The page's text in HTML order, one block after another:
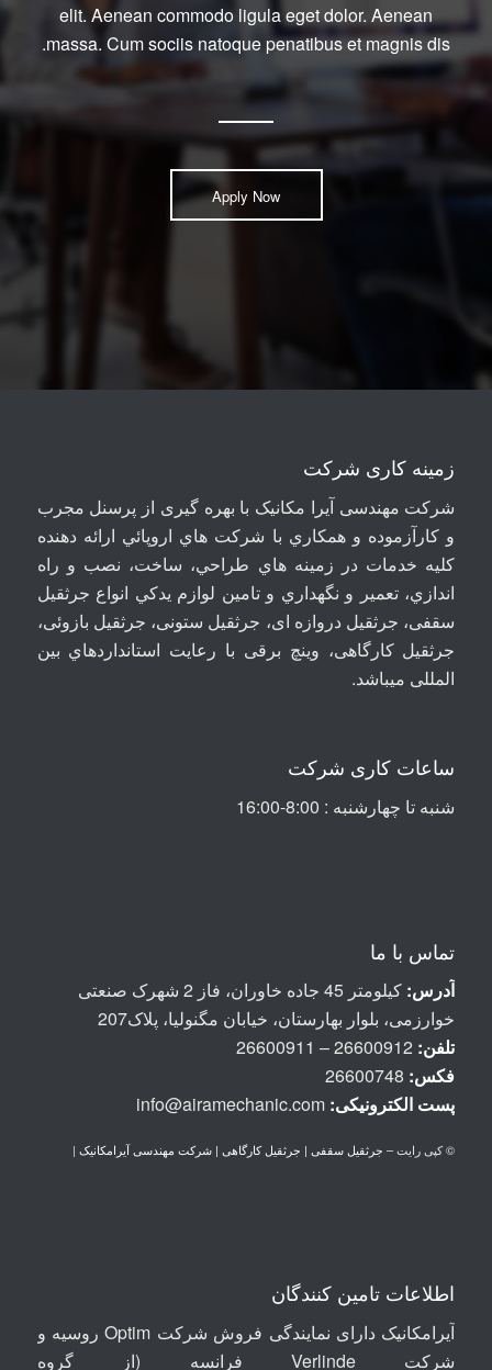
elit. Aenean commodo ligula eget dolor. Aenean
massa. Cum sociis natoque penatibus et magnis dis.
Apply Now
زمینه کاری شرکت
شرکت مهندسی آيرا مکانيک با بهره گیری از پرسنل مجرب
و کارآزموده و همکاري با شرکت هاي اروپائي ارائه دهنده
کلیه خدمات در زمينه هاي طراحي، ساخت، نصب و راه
اندازي، تعمير و نگهداري و تامين لوازم يدکي انواع جرثقيل
سقفی، جرثقيل دروازه ای، جرثقيل ستونی، جرثقيل بازوئی،
جرثقیل کارگاهی، وینچ برقی با رعايت استانداردهاي بين
المللی ميباشد.
ساعات کاری شرکت
شنبه تا چهارشنبه : 8:00-16:00
تماس با ما
آدرس:
کیلومتر 45 جاده خاوران، فاز 2 شهرک صنعتی
خوارزمی، بلوار بهارستان، خیابان مگنولیا، پلاک207
تلفن:
فکس:
پست الكترونيكی:
© کپی رایت – جرثقیل سقفی | جرثقیل کارگاهی | شرکت مهندسی آیرامکانیک|
اطلاعات تامین کنندگان
آیرامکانیک دارای نمایندگی فروش شرکت Optim روسیه
و
شرکتVerlinde فرانسه (از گروه